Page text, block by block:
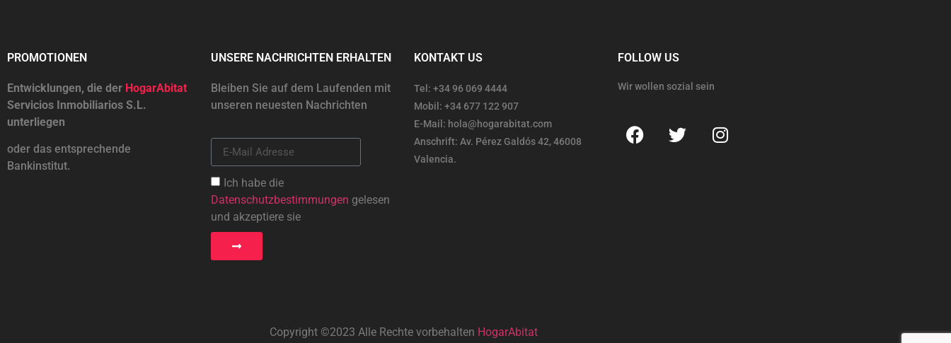
PROMOTIONEN
Entwicklungen, die der HogarAbitat
Servicios Inmobiliarios S.L.
unterliegen
oder das entsprechende
Bankinstitut.
UNSERE NACHRICHTEN ERHALTEN
Bleiben Sie auf dem Laufenden mit
unseren neuesten Nachrichten
Ich habe die
Datenschutzbestimmungen gelesen
und akzeptiere sie
KONTAKT US
Tel: +34 96 069 4444
Mobil: +34 677 122 907
E-Mail: hola@hogarabitat.com
Anschrift: Av. Pérez Galdós 42, 46008
Valencia.
FOLLOW US
Wir wollen sozial sein
Copyright ©2023 Alle Rechte vorbehalten HogarAbitat